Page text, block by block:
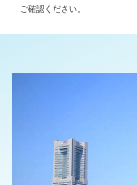
ご確認ください。